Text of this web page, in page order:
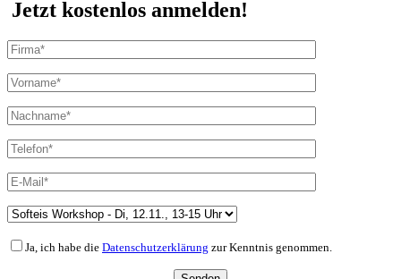
Jetzt kostenlos anmelden!
Ja, ich habe die Datenschutzerklärung zur Kenntnis genommen.